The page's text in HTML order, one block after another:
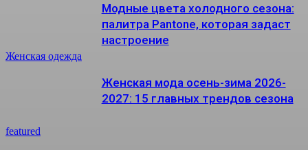
Женская одежда
Модные цвета холодного сезона:
палитра Pantone, которая задаст
настроение
featured
Женская мода осень-зима 2026-
2027: 15 главных трендов сезона